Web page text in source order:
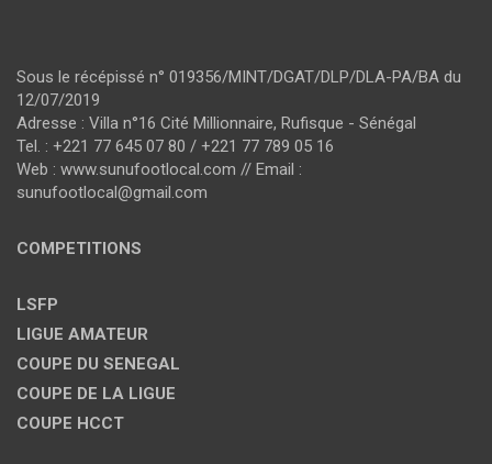
Sous le récépissé n° 019356/MINT/DGAT/DLP/DLA-PA/BA du
12/07/2019
Adresse : Villa n°16 Cité Millionnaire, Rufisque - Sénégal
Tel. : +221 77 645 07 80 / +221 77 789 05 16
Web : www.sunufootlocal.com // Email :
sunufootlocal@gmail.com
COMPETITIONS
LSFP
LIGUE AMATEUR
COUPE DU SENEGAL
COUPE DE LA LIGUE
COUPE HCCT